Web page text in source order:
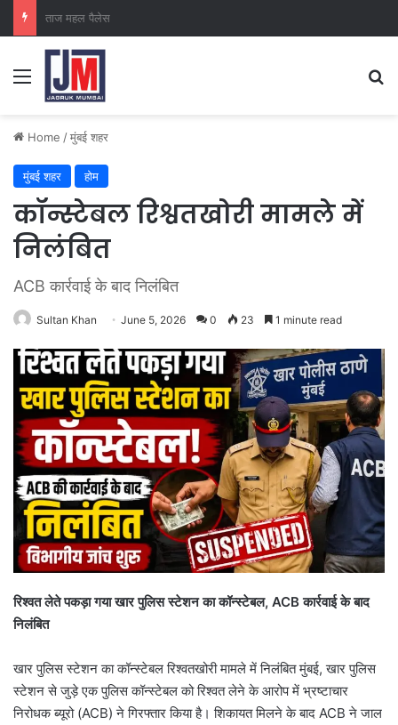
क्राइम ब्रांच कक्ष-2
Home /मुंबई शहर
मुंबई शहर होम
कॉन्स्टेबल रिश्वतखोरी मामले में
निलंबित
ACB कार्रवाई के बाद निलंबित
Sultan Khan June 5, 2026 0 23 1 minute read
रिश्वत लेते पकड़ा गया खार पुलिस स्टेशन का कॉन्स्टेबल, ACB कार्रवाई के बाद
निलंबित
खार पुलिस स्टेशन का कॉन्स्टेबल रिश्वतखोरी मामले में निलंबित मुंबई, खार पुलिस
स्टेशन से जुड़े एक पुलिस कॉन्स्टेबल को रिश्वत लेने के आरोप में भ्रष्टाचार
निरोधक ब्यूरो (ACB) ने गिरफ्तार किया है। शिकायत मिलने के बाद ACB ने जाल